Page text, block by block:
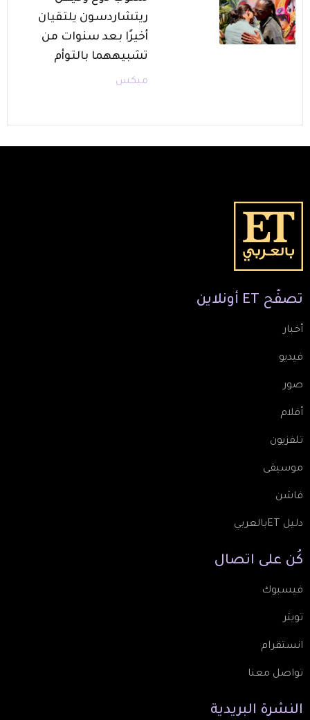
ريتشاردسون يلتقيان
أخيرًا بعد سنوات من
تشبيههما بالتوأم
ميكس
تصفّح ET أونلاين
أخبار
فيديو
صور
أفلام
تلفزيون
موسيقى
فاشن
دليل ETبالعربي
كُن على اتصال
فيسبوك
تويتر
انستقرام
تواصل معنا
النشرة البريدية